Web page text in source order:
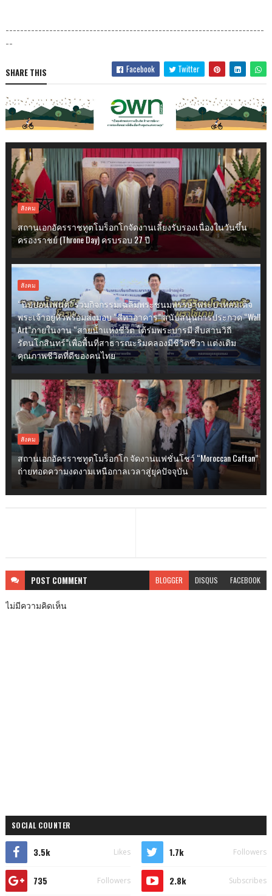
-----------------------------------------------------------------------
--
SHARE THIS Facebook Twitter
สังคม
สถานเอกอัครราชทูตโมร็อกโกจัดงานเลี้ยงรับรองเนื่องในวันขึ้น
ครองราชย์ (Throne Day) ครบรอบ 27 ปี
สังคม
“นิปปอนเพนต์” ร่วมกิจกรรมเฉลิมพระชนมพรรษาพระบาทสมเด็จ
พระเจ้าอยู่หัวพร้อมส่งมอบ “สีทาอาคาร” สนับสนุนการประกวด “Wall
Art”ภายในงาน “สายน้ำแห่งชีวิต ใต้ร่มพระบารมี สืบสานวิถี
รัตนโกสินทร์”เพื่อพื้นที่สาธารณะริมคลองมีชีวิตชีวา แต่งเติม
คุณภาพชีวิตที่ดีของคนไทย
สังคม
สถานเอกอัครราชทูตโมร็อกโก จัดงานแฟชั่นโชว์ “Moroccan Caftan”
ถ่ายทอดความงดงามเหนือกาลเวลาสู่ยุคปัจจุบัน
POST COMMENT BLOGGER DISQUS FACEBOOK
ไม่มีความคิดเห็น
SOCIAL COUNTER
3.5k Likes 1.7k Followers
735 Followers 2.8k Subscribes